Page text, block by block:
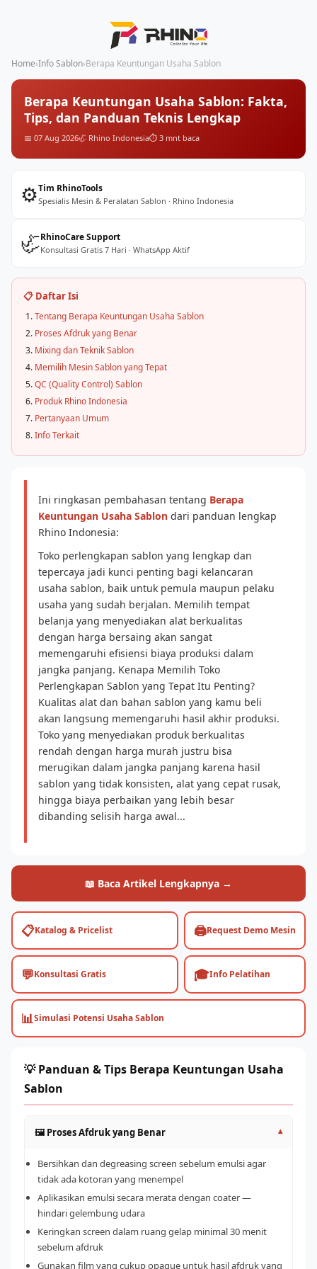
Home›Info Sablon›Berapa Keuntungan Usaha Sablon
Berapa Keuntungan Usaha Sablon: Fakta,
Tips, dan Panduan Teknis Lengkap
📅 07 Aug 2026🦏 Rhino Indonesia⏱️ 3 mnt baca
⚙️Tim RhinoTools
Spesialis Mesin & Peralatan Sablon · Rhino Indonesia
🦏RhinoCare Support
Konsultasi Gratis 7 Hari · WhatsApp Aktif
📋 Daftar Isi
Tentang Berapa Keuntungan Usaha Sablon
Proses Afdruk yang Benar
Mixing dan Teknik Sablon
Memilih Mesin Sablon yang Tepat
QC (Quality Control) Sablon
Produk Rhino Indonesia
Pertanyaan Umum
Info Terkait
Ini ringkasan pembahasan tentang Berapa
Keuntungan Usaha Sablon dari panduan lengkap
Rhino Indonesia:
Toko perlengkapan sablon yang lengkap dan
tepercaya jadi kunci penting bagi kelancaran
usaha sablon, baik untuk pemula maupun pelaku
usaha yang sudah berjalan. Memilih tempat
belanja yang menyediakan alat berkualitas
dengan harga bersaing akan sangat
memengaruhi efisiensi biaya produksi dalam
jangka panjang. Kenapa Memilih Toko
Perlengkapan Sablon yang Tepat Itu Penting?
Kualitas alat dan bahan sablon yang kamu beli
akan langsung memengaruhi hasil akhir produksi.
Toko yang menyediakan produk berkualitas
rendah dengan harga murah justru bisa
merugikan dalam jangka panjang karena hasil
sablon yang tidak konsisten, alat yang cepat rusak,
hingga biaya perbaikan yang lebih besar
dibanding selisih harga awal...
📖 Baca Artikel Lengkapnya →
📋Katalog & Pricelist 🖨️Request Demo Mesin
💬Konsultasi Gratis 🎓Info Pelatihan
📊Simulasi Potensi Usaha Sablon
💡 Panduan & Tips Berapa Keuntungan Usaha
Sablon
🖼️ Proses Afdruk yang Benar ▾
Bersihkan dan degreasing screen sebelum emulsi agar
tidak ada kotoran yang menempel
Aplikasikan emulsi secara merata dengan coater —
hindari gelembung udara
Keringkan screen dalam ruang gelap minimal 30 menit
sebelum afdruk
Gunakan film yang cukup opaque untuk hasil afdruk yang